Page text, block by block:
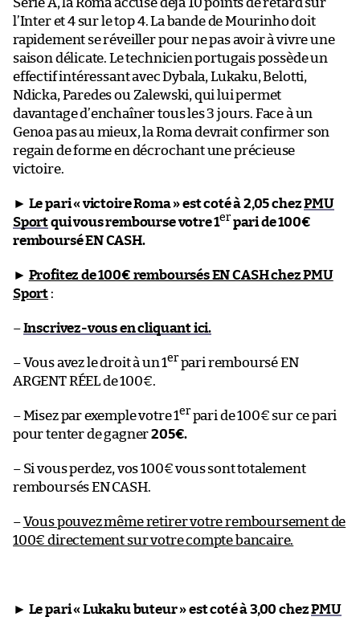
l’Inter et 4 sur le top 4. La bande de Mourinho doit
rapidement se réveiller pour ne pas avoir à vivre une
saison délicate. Le technicien portugais possède un
effectif intéressant avec Dybala, Lukaku, Belotti,
Ndicka, Paredes ou Zalewski, qui lui permet
davantage d’enchaîner tous les 3 jours. Face à un
Genoa pas au mieux, la Roma devrait confirmer son
regain de forme en décrochant une précieuse
victoire.
► Le pari « victoire Roma » est coté à 2,05 chezPMU
Sportqui vous rembourse votre 1er pari de 100€
remboursé EN CASH.
► Profitez de 100€ remboursés EN CASH chez PMU
Sport :
–Inscrivez-vous en cliquant ici.
– Vous avez le droit à un 1er pari remboursé EN
ARGENT RÉEL de 100€.
– Misez par exemple votre 1er pari de 100€ sur ce pari
pour tenter de gagner205€.
– Si vous perdez, vos 100€ vous sont totalement
remboursés EN CASH.
–Vous pouvez même retirer votre remboursement de
100€ directement sur votre compte bancaire.
► Le pari « Lukaku buteur » est coté à 3,00 chezPMU